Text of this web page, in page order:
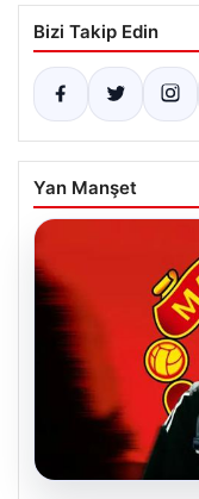
Bizi Takip Edin
Yan Manşet